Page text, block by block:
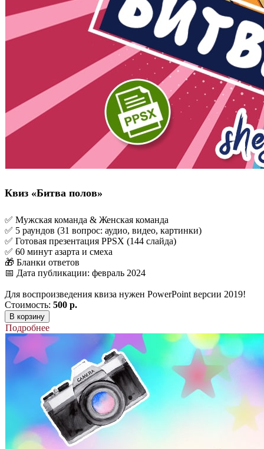
Квиз «Битва полов»
✅ Мужская команда & Женская команда
✅ 5 раундов (31 вопрос: аудио, видео, картинки)
✅ Готовая презентация PPSX (144 слайда)
✅ 60 минут азарта и смеха
🎁 Бланки ответов
📅 Дата публикации: февраль 2024
Для воспроизведения квиза нужен PowerPoint версии 2019!
Стоимость: 500 р.
В корзину
Подробнее